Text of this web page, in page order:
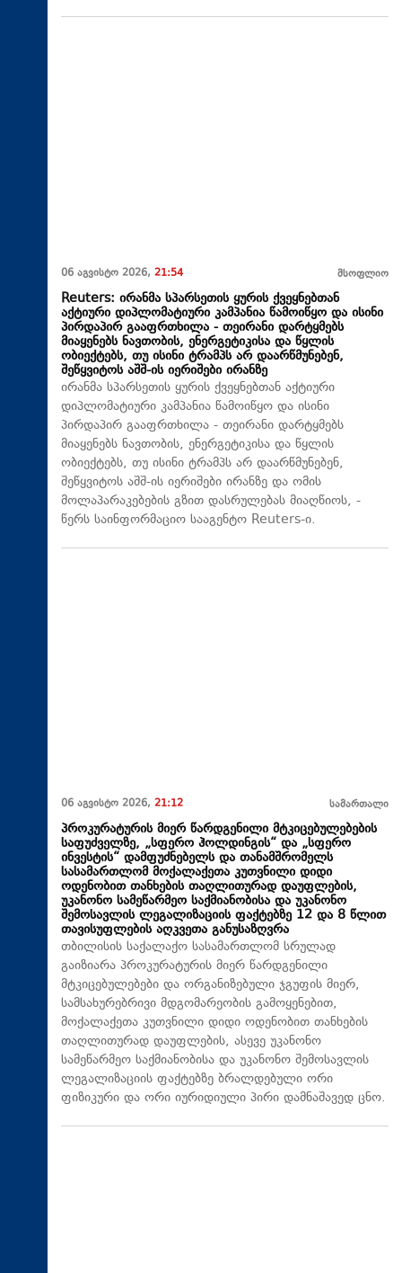
06 აგვისტო 2026, 21:54 მსოფლიო
Reuters: ირანმა სპარსეთის ყურის ქვეყნებთან
აქტიური დიპლომატიური კამპანია წამოიწყო და ისინი
პირდაპირ გააფრთხილა - თეირანი დარტყმებს
მიაყენებს ნავთობის, ენერგეტიკისა და წყლის
ობიექტებს, თუ ისინი ტრამპს არ დაარწმუნებენ,
შეწყვიტოს აშშ-ის იერიშები ირანზე
ირანმა სპარსეთის ყურის ქვეყნებთან აქტიური
დიპლომატიური კამპანია წამოიწყო და ისინი
პირდაპირ გააფრთხილა - თეირანი დარტყმებს
მიაყენებს ნავთობის, ენერგეტიკისა და წყლის
ობიექტებს, თუ ისინი ტრამპს არ დაარწმუნებენ,
შეწყვიტოს აშშ-ის იერიშები ირანზე და ომის
მოლაპარაკებების გზით დასრულებას მიაღწიოს, -
წერს საინფორმაციო სააგენტო Reuters-ი.
06 აგვისტო 2026, 21:12 სამართალი
პროკურატურის მიერ წარდგენილი მტკიცებულებების
საფუძველზე, „სფერო ჰოლდინგის“ და „სფერო
ინვესტის“ დამფუძნებელს და თანამშრომელს
სასამართლომ მოქალაქეთა კუთვნილი დიდი
ოდენობით თანხების თაღლითურად დაუფლების,
უკანონო სამეწარმეო საქმიანობისა და უკანონო
შემოსავლის ლეგალიზაციის ფაქტებზე 12 და 8 წლით
თავისუფლების აღკვეთა განუსაზღვრა
თბილისის საქალაქო სასამართლომ სრულად
გაიზიარა პროკურატურის მიერ წარდგენილი
მტკიცებულებები და ორგანიზებული ჯგუფის მიერ,
სამსახურებრივი მდგომარეობის გამოყენებით,
მოქალაქეთა კუთვნილი დიდი ოდენობით თანხების
თაღლითურად დაუფლების, ასევე უკანონო
სამეწარმეო საქმიანობისა და უკანონო შემოსავლის
ლეგალიზაციის ფაქტებზე ბრალდებული ორი
ფიზიკური და ორი იურიდიული პირი დამნაშავედ ცნო.